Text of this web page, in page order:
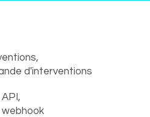
d'interventions
API,
webhook